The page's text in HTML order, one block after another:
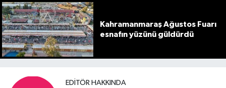
Kahramanmaraş Ağustos Fuarı
esnafın yüzünü güldürdü
EDITÖR HAKKINDA